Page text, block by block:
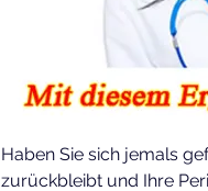
Haben Sie sich jemals
zurückbleibt und Ihre